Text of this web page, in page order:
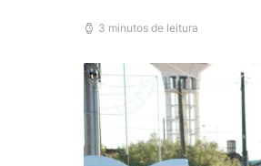
3 minutos de leitura